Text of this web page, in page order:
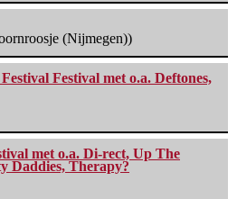
(Nijmegen))
Festival met o.a. Deftones,
met o.a. Di-rect, Up The
Daddies, Therapy?